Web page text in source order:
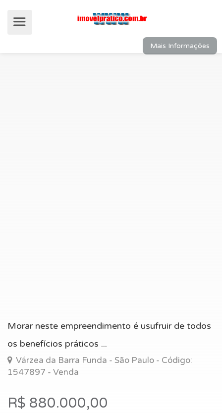
Morar neste empreendimento é usufruir de todos
os benefícios práticos ...
Várzea da Barra Funda - São Paulo - Código:
1547897 - Venda
R$ 880.000,00
Mais Informações